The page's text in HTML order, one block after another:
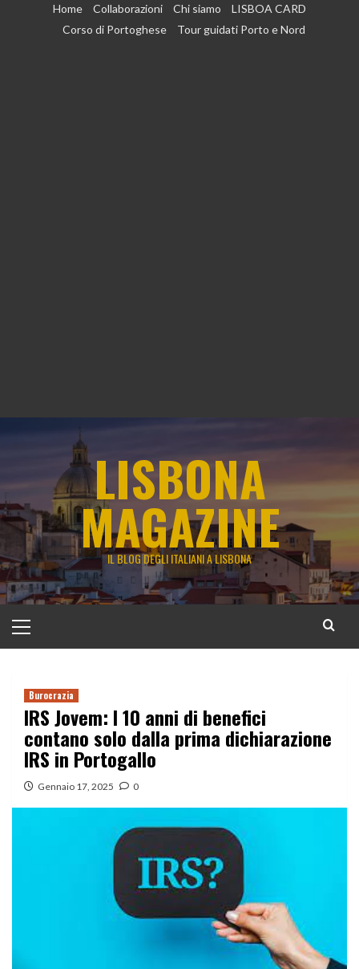
Home Collaborazioni Chi siamo
LISBOA CARD
Corso di Portoghese
Tour guidati Porto e Nord
LISBONA
MAGAZINE
IL BLOG DEGLI ITALIANI A LISBONA
principale
Burocrazia
IRS Jovem: I 10 anni di benefici
contano solo dalla prima dichiarazione
IRS in Portogallo
Gennaio 17, 2025 0